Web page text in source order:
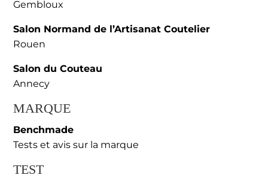
Gembloux
Salon Normand de l’Artisanat Coutelier
Rouen
Salon du Couteau
Annecy
MARQUE
Benchmade
Tests et avis sur la marque
TEST